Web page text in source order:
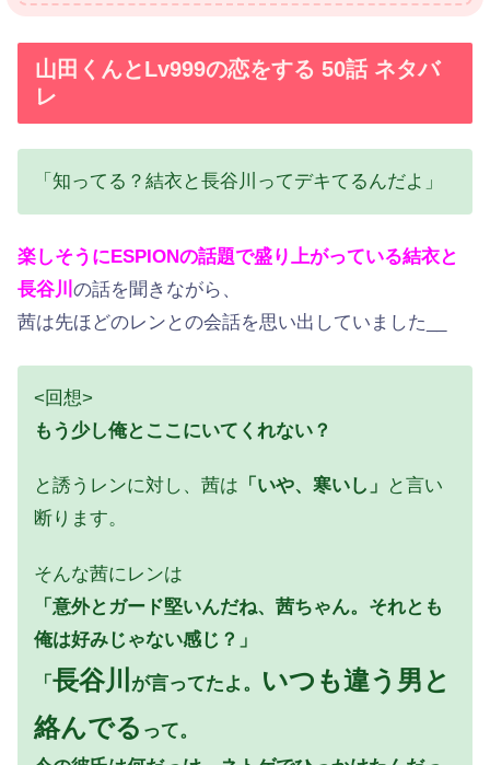
山田くんとLv999の恋をする 50話 ネタバ
レ
「知ってる？結衣と長谷川ってデキてるんだよ」
楽しそうにESPIONの話題で盛り上がっている結衣と
長谷川 の話を聞きながら、
茜は先ほどのレンとの会話を思い出していました__
<回想>
もう少し俺とここにいてくれない？
と誘うレンに対し、茜は 「いや、寒いし」
と言い
断ります。
そんな茜にレンは
「意外とガード堅いんだね、茜ちゃん。それとも
俺は好みじゃない感じ？」
「 長谷川 が言ってたよ。
いつも違う男と
絡んでる って。